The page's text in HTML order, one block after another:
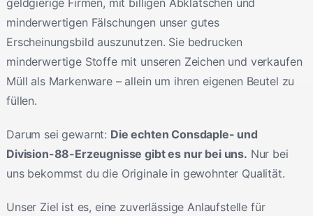
minderwertigen Fälschungen unser gutes
Erscheinungsbild auszunutzen. Sie bedrucken
minderwertige Stoffe mit unseren Zeichen und verkaufen
Müll als Markenware – allein um ihren eigenen Beutel zu
füllen.
Darum sei gewarnt: Die echten Consdaple- und
Division-88-Erzeugnisse gibt es nur bei uns. Nur bei
uns bekommst du die Originale in gewohnter Qualität.
Unser Ziel ist es, eine zuverlässige Anlaufstelle für